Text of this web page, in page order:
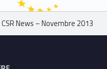
CSR News – Novembre 2013